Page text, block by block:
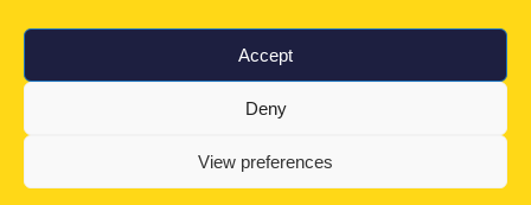
Accept
Deny
View preferences